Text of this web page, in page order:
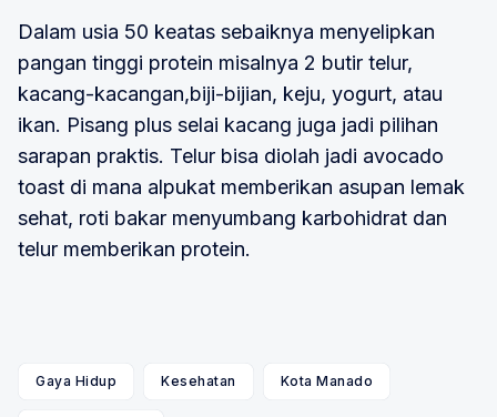
Dalam usia 50 keatas sebaiknya menyelipkan
pangan tinggi protein misalnya 2 butir telur,
kacang-kacangan,biji-bijian, keju, yogurt, atau
ikan. Pisang plus selai kacang juga jadi pilihan
sarapan praktis. Telur bisa diolah jadi avocado
toast di mana alpukat memberikan asupan lemak
sehat, roti bakar menyumbang karbohidrat dan
telur memberikan protein.
Gaya Hidup Kesehatan Kota Manado